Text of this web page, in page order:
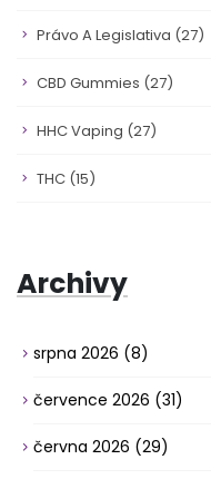
Právo A Legislativa (27)
CBD Gummies (27)
HHC Vaping (27)
THC (15)
Archivy
srpna 2026 (8)
července 2026 (31)
června 2026 (29)